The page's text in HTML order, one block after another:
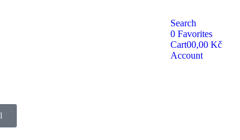
Search
0 Favorites
Cart00,00 Kč
Account